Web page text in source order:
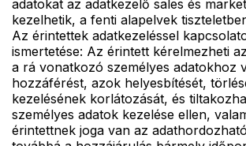
adatokat az adatkezelő sales és
kezelhetik, a fenti alapelvek
Az érintettek adatkezeléssel
ismertetése: Az érintett kérelmezheti
a rá vonatkozó személyes adatokhoz
hozzáférést, azok helyesbítését,
kezelésének korlátozását, és
személyes adatok kezelése ellen,
érintettnek joga van az